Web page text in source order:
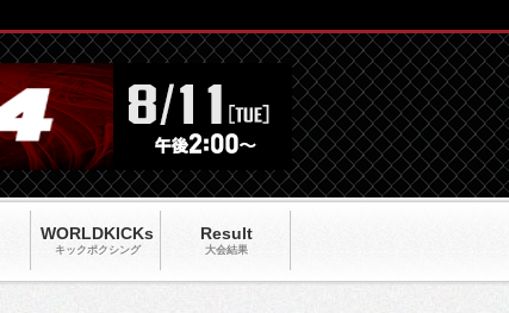
WORLDKICKs
キックポクシング
Result
大会結果